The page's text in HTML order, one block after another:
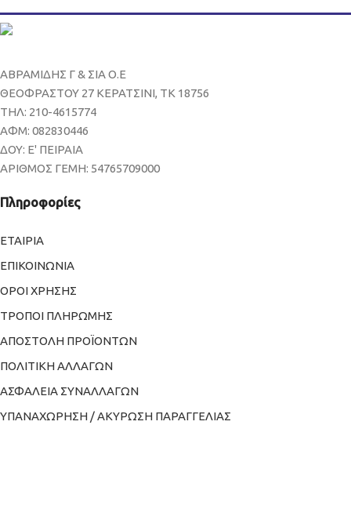
ΑΒΡΑΜΙΔΗΣ Γ & ΣΙΑ Ο.Ε
ΘΕΟΦΡΑΣΤΟΥ 27 ΚΕΡΑΤΣΙΝΙ, ΤΚ 18756
ΤΗΛ: 210-4615774
ΑΦΜ: 082830446
ΔΟΥ: Ε' ΠΕΙΡΑΙΑ
ΑΡΙΘΜΟΣ ΓΕΜΗ: 54765709000
Πληροφορίες
ΕΤΑΙΡΙΑ
ΕΠΙΚΟΙΝΩΝΙΑ
ΟΡΟΙ ΧΡΗΣΗΣ
ΤΡΟΠΟΙ ΠΛΗΡΩΜΗΣ
ΑΠΟΣΤΟΛΗ ΠΡΟΪΟΝΤΩΝ
ΠΟΛΙΤΙΚΗ ΑΛΛΑΓΩΝ
ΑΣΦΑΛΕΙΑ ΣΥΝΑΛΛΑΓΩΝ
ΥΠΑΝΑΧΩΡΗΣΗ / ΑΚΥΡΩΣΗ ΠΑΡΑΓΓΕΛΙΑΣ